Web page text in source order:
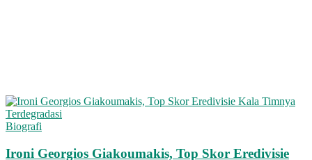
Biografi
Ironi Georgios Giakoumakis, Top Skor Eredivisie